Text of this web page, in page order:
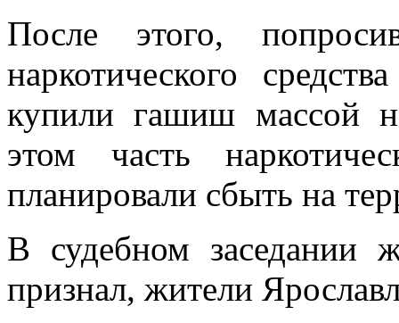
После этого,
наркотического
купили гашиш массой
этом часть
планировали сбыть на
В судебном заседании
признал, жители